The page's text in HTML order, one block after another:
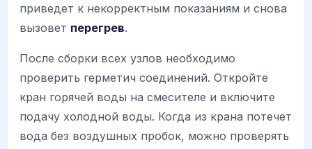
приведет к некорректным показаниям и снова
вызовет перегрев.
После сборки всех узлов необходимо
проверить герметич соединений. Откройте
кран горячей воды на смесителе и включите
подачу холодной воды. Когда из крана потечет
вода без воздушных пробок, можно проверять